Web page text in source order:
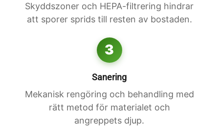
Skyddszoner och HEPA-filtrering hindrar
att sporer sprids till resten av bostaden.
3
Sanering
Mekanisk rengöring och behandling med
rätt metod för materialet och
angreppets djup.